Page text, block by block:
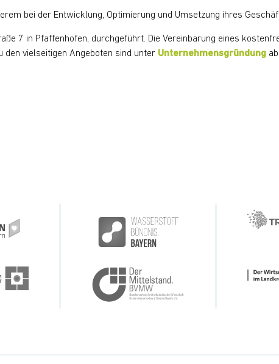
bei der Entwicklung, Optimierung und Umsetzung ihres
7 in Pfaffenhofen, durchgeführt. Die Vereinbarung eines
vielseitigen Angeboten sind unter Unternehmensgründung